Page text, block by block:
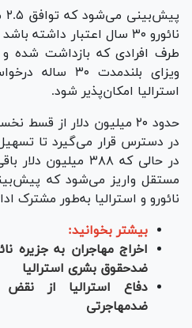
نائورو ۳۰ سال اعتبار داشته
طرف افرادی که بازداشت شده و
ویزای بلندمدت
استرالیا امکان‌پذیر شود.
حدود ۲۰ میلیون دلار از قسط
در دسترس قرار می‌گیرد تا
در حالی که ۳۸۸
مستقل واریز می‌شود که
نائورو و استرالیا به‌طور مشترک
بیشتر بخوانید:
اخراج مهاجران به جزیره
ضدحقوق بشری استرالیا
دفاع استرالیا از
ضدمهاجرتی